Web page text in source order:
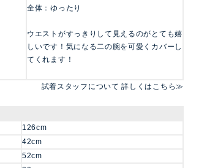
全体：ゆったり
ウエストがすっきりして見えるのがとても嬉
しいです！気になる二の腕を可愛くカバーし
てくれます！
試着スタッフについて 詳しくはこちら≫
126cm
42cm
52cm